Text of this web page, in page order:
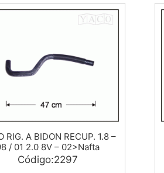
RIG. A BIDON RECUP. 1.8 –
/ 01 2.0 8V – 02>Nafta
Código:2297